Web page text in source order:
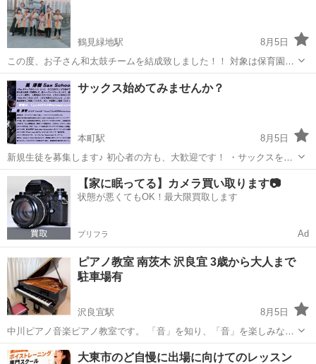
希望を持って明日からの生活に...
鶴見緑地駅
8月5日
この度、お子さん和太鼓チームを結成致しました！！ 対象は保育園、
幼稚園～小学校低学年くらいまでです！ 最近では、保育園や幼稚園で
も和太鼓を 取り入れていて、 身近に感じれる楽器になってきてます！
子供の頃からやり始めると...
大阪 寝屋川市 鶴見緑地駅 和太鼓
サックス始めてみませんか？
本町駅
8月5日
新規生徒を募集します♪ 初心者の方も、大歓迎です！ ・サックスを始
めてみたい方 ・以前吹いていて、再開したい方 ・更に技術の向上をし
たい方 ・結婚式などで、サプライズ演奏したい方！ など、一度ご連絡
くださ...
大阪 大阪市 本町駅 サックス ソプラノ
【家に眠ってる】カメラ買い取ります📷
状態が悪くてもOK！最大限買取します
プリフラ Ad
ピアノ教室 南茨木 沢良宜 3歳から大人まで
駐車場有
沢良宜駅
8月5日
中川ピアノ音楽ピアノ教室です。 「音」を知り、「音」を楽しみなが
ら一人一人の個性を大切にし、 感性を伸ばす音楽教室です。 ピアノ
を弾いてみたいという趣味の楽しみから 絶対音感をつけたいといった
大阪 茨木市 沢良宜駅 ピアノ レッスン
大東市のど自慢に出場に向けてのレッスン